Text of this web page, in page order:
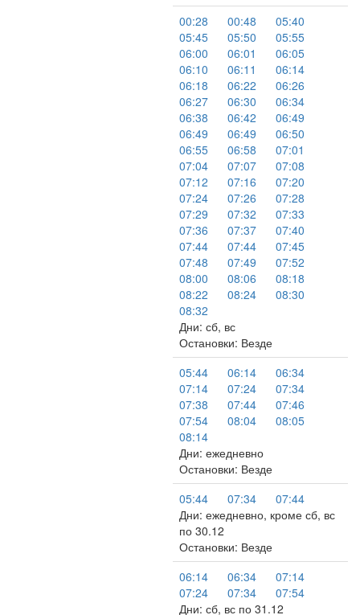
00:28
00:48
05:40
05:45
05:50
05:55
06:00
06:01
06:05
06:10
06:11
06:14
06:18
06:22
06:26
06:27
06:30
06:34
06:38
06:42
06:49
06:49
06:49
06:50
06:55
06:58
07:01
07:04
07:07
07:08
07:12
07:16
07:20
07:24
07:26
07:28
07:29
07:32
07:33
07:36
07:37
07:40
07:44
07:44
07:45
07:48
07:49
07:52
08:00
08:06
08:18
08:22
08:24
08:30
08:32
Дни: сб, вс
Остановки: Везде
05:44
06:14
06:34
07:14
07:24
07:34
07:38
07:44
07:46
07:54
08:04
08:05
08:14
Дни: ежедневно
Остановки: Везде
05:44
07:34
07:44
Дни: ежедневно, кроме сб, вс
по 30.12
Остановки: Везде
06:14
06:34
07:14
07:24
07:34
07:54
Дни: сб, вс по 31.12